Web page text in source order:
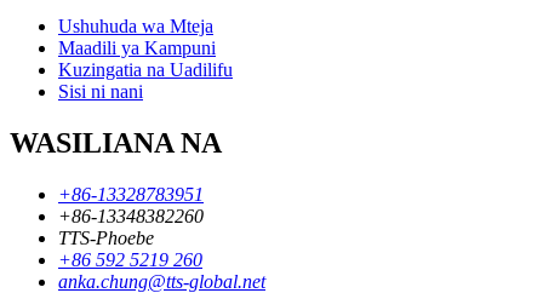
Ushuhuda wa Mteja
Maadili ya Kampuni
Kuzingatia na Uadilifu
Sisi ni nani
WASILIANA NA
+86-13328783951
+86-13348382260
TTS-Phoebe
+86 592 5219 260
anka.chung@tts-global.net